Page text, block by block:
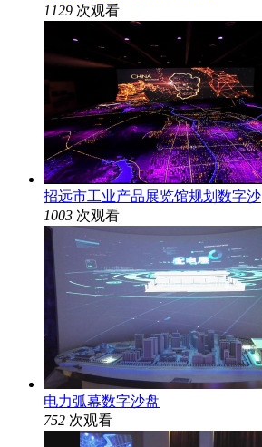
1129 次观看
招远市工业产品展览馆规划数字沙
1003 次观看
电力弧幕数字沙盘
752 次观看